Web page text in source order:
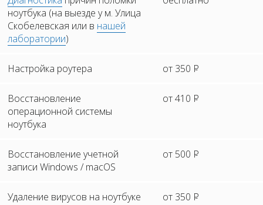
ноутбука (на выезде у м. Улица
Скобелевская или в нашей
лаборатории)
Настройка роутера от 350 Р
Восстановление
операционной системы
ноутбука
от 410 Р
Восстановление учетной
записи Windows / macOS
от 500 Р
Удаление вирусов на ноутбуке от 350 Р